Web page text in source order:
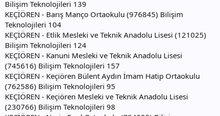
Bilişim Teknolojileri 139
KEÇİÖREN - Barış Manço Ortaokulu (976845) Bilişim
Teknolojileri 104
KEÇİÖREN - Etlik Mesleki ve Teknik Anadolu Lisesi (121025)
Bilişim Teknolojileri 124
KEÇİÖREN - Kanuni Mesleki ve Teknik Anadolu Lisesi
(745616) Bilişim Teknolojileri 157
KEÇİÖREN - Keçiören Bülent Aydın İmam Hatip Ortaokulu
(762586) Bilişim Teknolojileri 95
KEÇİÖREN - Keçiören Mesleki ve Teknik Anadolu Lisesi
(230766) Bilişim Teknolojileri 98